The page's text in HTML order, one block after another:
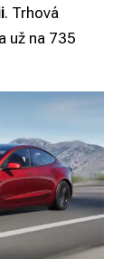
. Trhová
už na 735